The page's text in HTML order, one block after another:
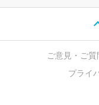
ご意見・ご質
プライ